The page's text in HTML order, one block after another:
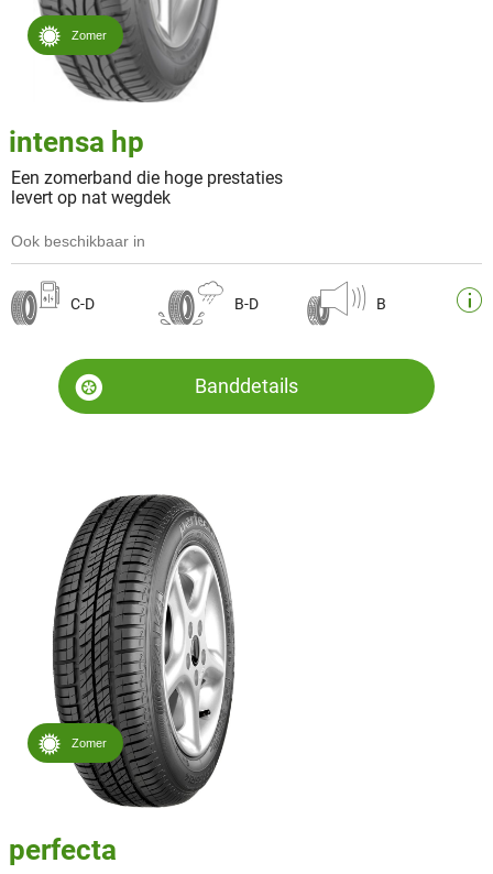
Zomer
intensa hp
Een zomerband die hoge prestaties
levert op nat wegdek
Ook beschikbaar in
C-D B-D B
Banddetails
Zomer
perfecta